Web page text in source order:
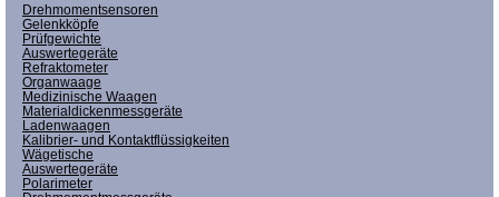
Drehmomentsensoren
Gelenkköpfe
Prüfgewichte
Auswertegeräte
Refraktometer
Organwaage
Medizinische Waagen
Materialdickenmessgeräte
Ladenwaagen
Kalibrier- und Kontaktflüssigkeiten
Wägetische
Auswertegeräte
Polarimeter